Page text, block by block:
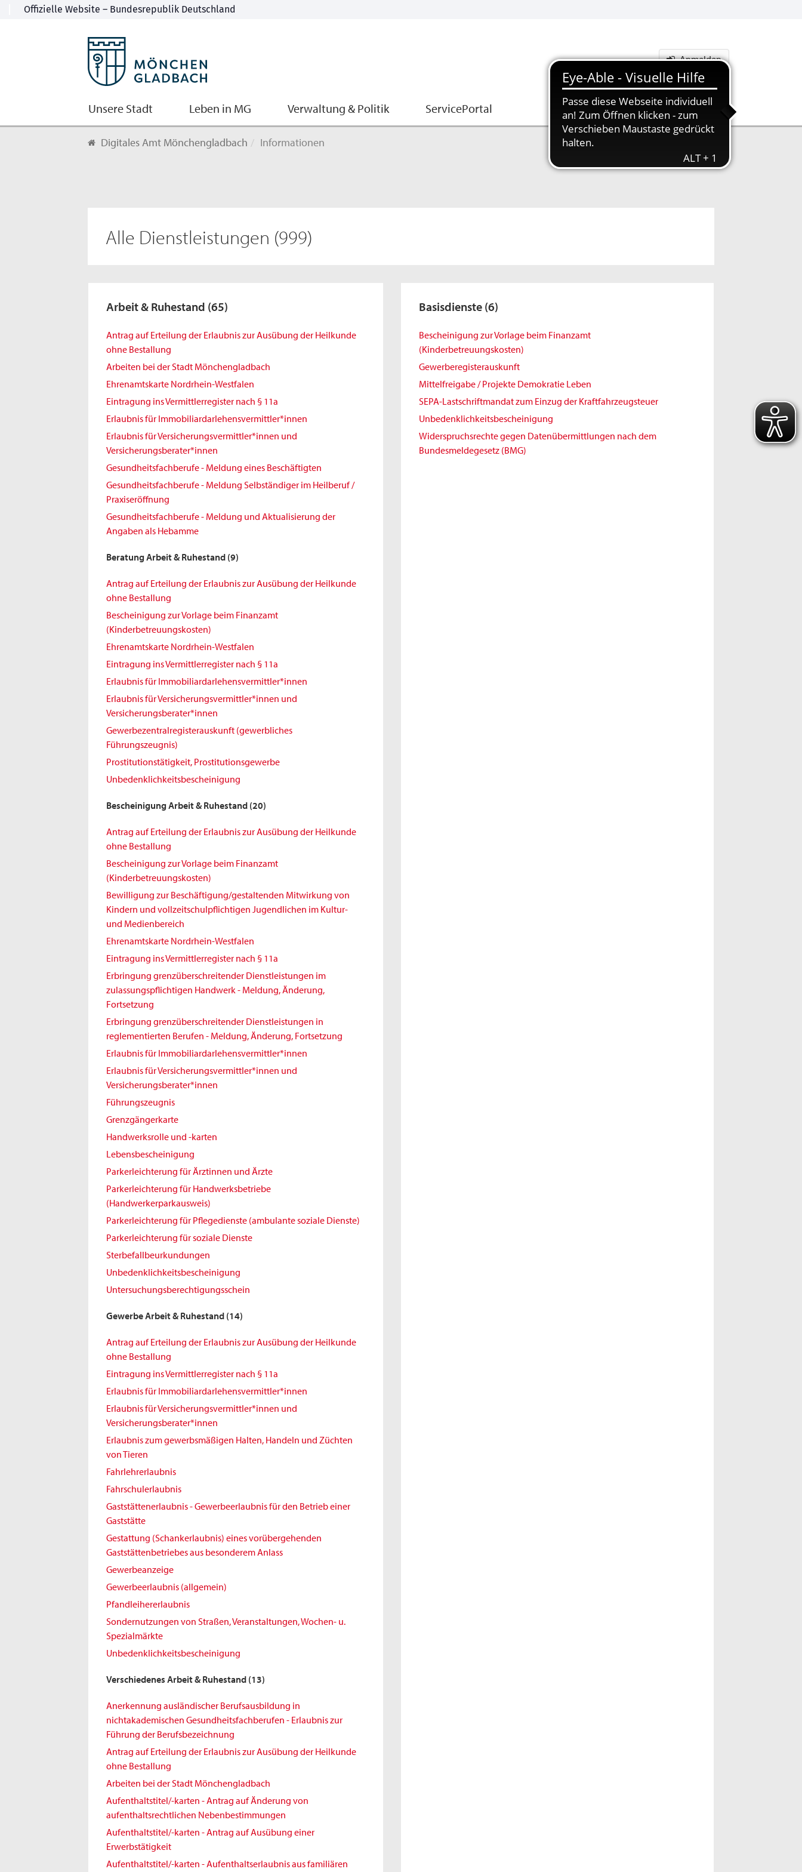
Anmelden
Unsere Stadt Leben in MG Verwaltung & Politik ServicePortal
Digitales Amt Mönchengladbach Informationen
Alle Dienstleistungen (999)
Arbeit & Ruhestand (65)
Antrag auf Erteilung der Erlaubnis zur Ausübung der Heilkunde
ohne Bestallung
Arbeiten bei der Stadt Mönchengladbach
Ehrenamtskarte Nordrhein-Westfalen
Eintragung ins Vermittlerregister nach § 11a
Erlaubnis für Immobiliardarlehensvermittler*innen
Erlaubnis für Versicherungsvermittler*innen und
Versicherungsberater*innen
Gesundheitsfachberufe - Meldung eines Beschäftigten
Gesundheitsfachberufe - Meldung Selbständiger im Heilberuf /
Praxiseröffnung
Gesundheitsfachberufe - Meldung und Aktualisierung der
Angaben als Hebamme
Beratung Arbeit & Ruhestand (9)
Antrag auf Erteilung der Erlaubnis zur Ausübung der Heilkunde
ohne Bestallung
Bescheinigung zur Vorlage beim Finanzamt
(Kinderbetreuungskosten)
Ehrenamtskarte Nordrhein-Westfalen
Eintragung ins Vermittlerregister nach § 11a
Erlaubnis für Immobiliardarlehensvermittler*innen
Erlaubnis für Versicherungsvermittler*innen und
Versicherungsberater*innen
Gewerbezentralregisterauskunft (gewerbliches
Führungszeugnis)
Prostitutionstätigkeit, Prostitutionsgewerbe
Unbedenklichkeitsbescheinigung
Bescheinigung Arbeit & Ruhestand (20)
Antrag auf Erteilung der Erlaubnis zur Ausübung der Heilkunde
ohne Bestallung
Bescheinigung zur Vorlage beim Finanzamt
(Kinderbetreuungskosten)
Bewilligung zur Beschäftigung/gestaltenden Mitwirkung von
Kindern und vollzeitschulpflichtigen Jugendlichen im Kultur-
und Medienbereich
Ehrenamtskarte Nordrhein-Westfalen
Eintragung ins Vermittlerregister nach § 11a
Erbringung grenzüberschreitender Dienstleistungen im
zulassungspflichtigen Handwerk - Meldung, Änderung,
Fortsetzung
Erbringung grenzüberschreitender Dienstleistungen in
reglementierten Berufen - Meldung, Änderung, Fortsetzung
Erlaubnis für Immobiliardarlehensvermittler*innen
Erlaubnis für Versicherungsvermittler*innen und
Versicherungsberater*innen
Führungszeugnis
Grenzgängerkarte
Handwerksrolle und -karten
Lebensbescheinigung
Parkerleichterung für Ärztinnen und Ärzte
Parkerleichterung für Handwerksbetriebe
(Handwerkerparkausweis)
Parkerleichterung für Pflegedienste (ambulante soziale Dienste)
Parkerleichterung für soziale Dienste
Sterbefallbeurkundungen
Unbedenklichkeitsbescheinigung
Untersuchungsberechtigungsschein
Gewerbe Arbeit & Ruhestand (14)
Antrag auf Erteilung der Erlaubnis zur Ausübung der Heilkunde
ohne Bestallung
Eintragung ins Vermittlerregister nach § 11a
Erlaubnis für Immobiliardarlehensvermittler*innen
Erlaubnis für Versicherungsvermittler*innen und
Versicherungsberater*innen
Erlaubnis zum gewerbsmäßigen Halten, Handeln und Züchten
von Tieren
Fahrlehrerlaubnis
Fahrschulerlaubnis
Gaststättenerlaubnis - Gewerbeerlaubnis für den Betrieb einer
Gaststätte
Gestattung (Schankerlaubnis) eines vorübergehenden
Gaststättenbetriebes aus besonderem Anlass
Gewerbeanzeige
Gewerbeerlaubnis (allgemein)
Pfandleihererlaubnis
Sondernutzungen von Straßen, Veranstaltungen, Wochen- u.
Spezialmärkte
Unbedenklichkeitsbescheinigung
Verschiedenes Arbeit & Ruhestand (13)
Anerkennung ausländischer Berufsausbildung in
nichtakademischen Gesundheitsfachberufen - Erlaubnis zur
Führung der Berufsbezeichnung
Antrag auf Erteilung der Erlaubnis zur Ausübung der Heilkunde
ohne Bestallung
Arbeiten bei der Stadt Mönchengladbach
Aufenthaltstitel/-karten - Antrag auf Änderung von
aufenthaltsrechtlichen Nebenbestimmungen
Aufenthaltstitel/-karten - Antrag auf Ausübung einer
Erwerbstätigkeit
Aufenthaltstitel/-karten - Aufenthaltserlaubnis aus familiären
Basisdienste (6)
Bescheinigung zur Vorlage beim Finanzamt
(Kinderbetreuungskosten)
Gewerberegisterauskunft
Mittelfreigabe / Projekte Demokratie Leben
SEPA-Lastschriftmandat zum Einzug der Kraftfahrzeugsteuer
Unbedenklichkeitsbescheinigung
Widerspruchsrechte gegen Datenübermittlungen nach dem
Bundesmeldegesetz (BMG)